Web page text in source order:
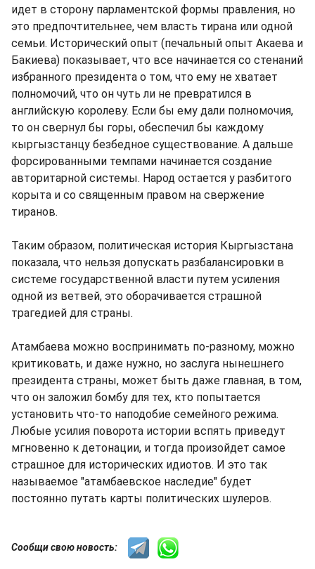
идет в сторону парламентской формы правления, но
это предпочтительнее, чем власть тирана или одной
семьи. Исторический опыт (печальный опыт Акаева и
Бакиева) показывает, что все начинается со стенаний
избранного президента о том, что ему не хватает
полномочий, что он чуть ли не превратился в
английскую королеву. Если бы ему дали полномочия,
то он свернул бы горы, обеспечил бы каждому
кыргызстанцу безбедное существование. А дальше
форсированными темпами начинается создание
авторитарной системы. Народ остается у разбитого
корыта и со священным правом на свержение
тиранов.
Таким образом, политическая история Кыргызстана
показала, что нельзя допускать разбалансировки в
системе государственной власти путем усиления
одной из ветвей, это оборачивается страшной
трагедией для страны.
Атамбаева можно воспринимать по-разному, можно
критиковать, и даже нужно, но заслуга нынешнего
президента страны, может быть даже главная, в том,
что он заложил бомбу для тех, кто попытается
установить что-то наподобие семейного режима.
Любые усилия поворота истории вспять приведут
мгновенно к детонации, и тогда произойдет самое
страшное для исторических идиотов. И это так
называемое "атамбаевское наследие" будет
постоянно путать карты политических шулеров.
Сообщи свою новость: